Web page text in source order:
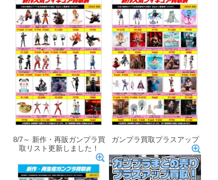
8/7～ 新作・再販ガンプラ買
取リスト更新しました！
ガンプラ買取プラスアップ